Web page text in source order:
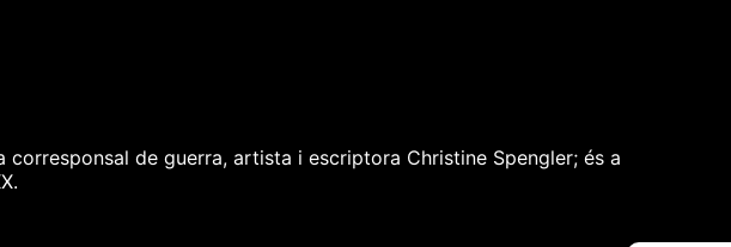
de guerra, artista i escriptora Christine Spengler; és a